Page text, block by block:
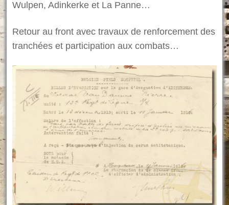
Wulpen, Adinkerke et La Panne…
Retour au front avec travaux de renforcement des
tranchées et participation aux combats…